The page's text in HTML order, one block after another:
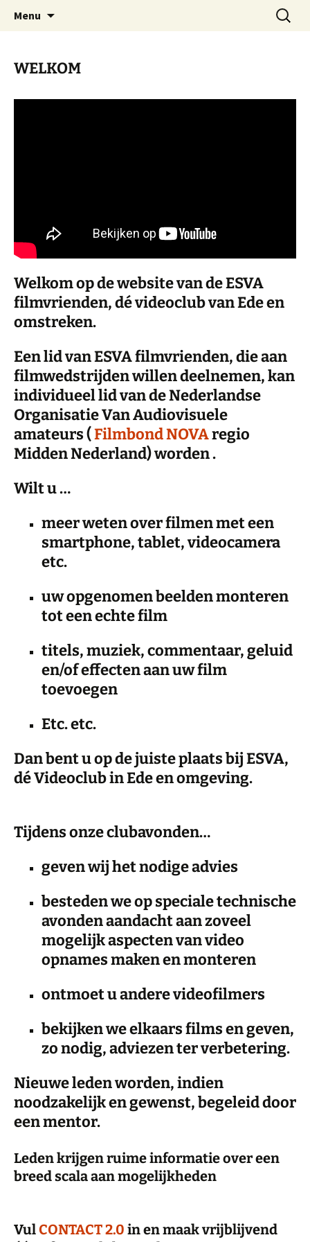
VIDEOCLUBEDE
ESVA is uw videoclub in de regio Ede
Menu
Zoeken
naar:
WELKOM
Welkom op de website van de ESVA
filmvrienden, dé videoclub van Ede en
omstreken.
Een lid van ESVA filmvrienden, die aan
filmwedstrijden willen deelnemen, kan
individueel lid van de Nederlandse
Organisatie Van Audiovisuele
amateurs (Filmbond NOVAregio
Midden Nederland) worden .
Wilt u …
meer weten over filmen met een
smartphone, tablet, videocamera
etc.
uw opgenomen beelden monteren
tot een echte film
titels, muziek, commentaar, geluid
en/of effecten aan uw film
toevoegen
Etc. etc.
Dan bent u op de juiste plaats bij ESVA,
dé Videoclub in Ede en omgeving.
Tijdens onze clubavonden…
geven wij het nodige advies
besteden we op speciale technische
avonden aandacht aan zoveel
mogelijk aspecten van video
opnames maken en monteren
ontmoet u andere videofilmers
bekijken we elkaars films en geven,
zo nodig, adviezen ter verbetering.
Nieuwe leden worden, indien
noodzakelijk en gewenst, begeleid door
een mentor.
Leden krijgen ruime informatie over een
breed scala aan mogelijkheden
VulCONTACT 2.0 in en maak vrijblijvend